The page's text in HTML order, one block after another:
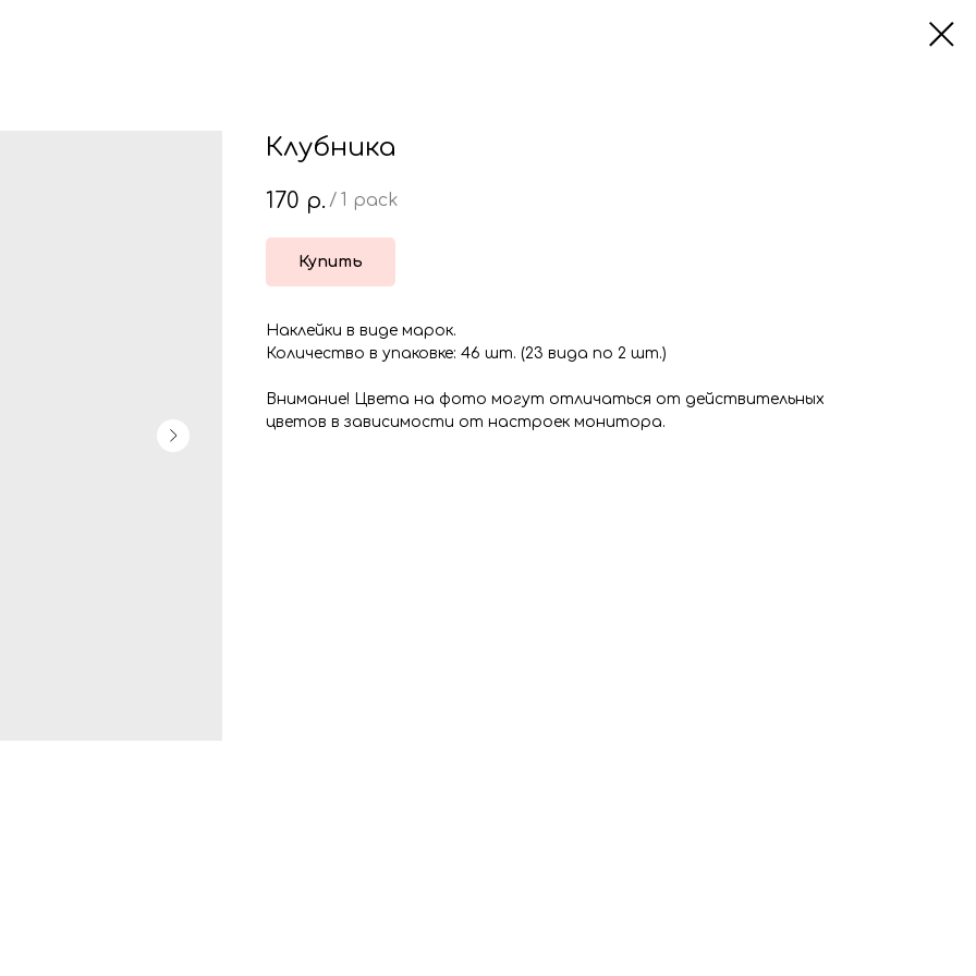
Клубника
170 р. / 1 pack
Купить
Наклейки в виде марок.
Количество в упаковке: 46 шт. (23 вида по 2 шт.)
Внимание! Цвета на фото могут отличаться от действительных
цветов в зависимости от настроек монитора.